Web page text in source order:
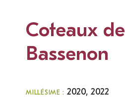
Coteaux de
Bassenon
MILLÉSIME : 2020, 2022